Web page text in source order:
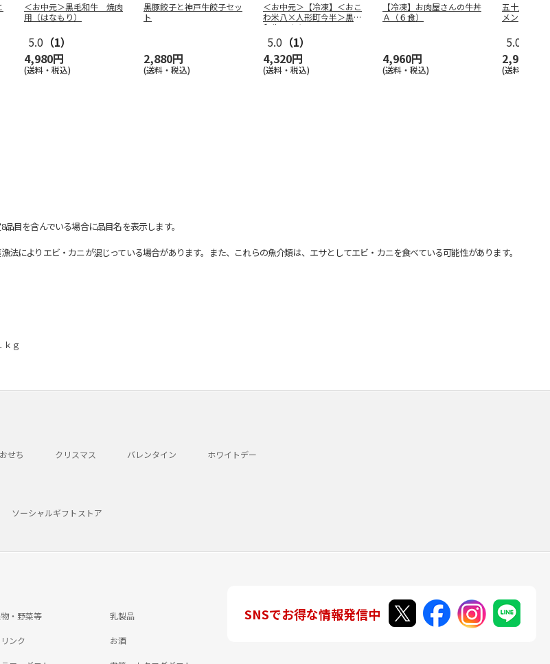
＜お中元＞黒毛和牛 焼肉
用（はなもり）
5.0 （1）
4,980円
(送料・税込)
黒豚餃子と神戸牛餃子セッ
ト
2,880円
(送料・税込)
＜お中元＞【冷凍】＜おこ
わ米八×人形町今半＞黒毛
和牛のすき
5.0 （1）
4,320円
(送料・税込)
【冷凍】お肉屋さんの牛丼
Ａ（６食）
4,960円
(送料・税込)
五十嵐製麺
メン
5.0
2,980円
(送料・税込)
目を含んでいる場合に品目名を表示します。
によりエビ・カニが混じっている場合があります。また、これらの魚介類は、エサとしてエビ・カニを食べている可能性があります。
ｇ
おせち クリスマス バレンタイン ホワイトデー
ソーシャルギフトストア
・野菜等 乳製品
リンク お酒
SNSでお得な情報発信中